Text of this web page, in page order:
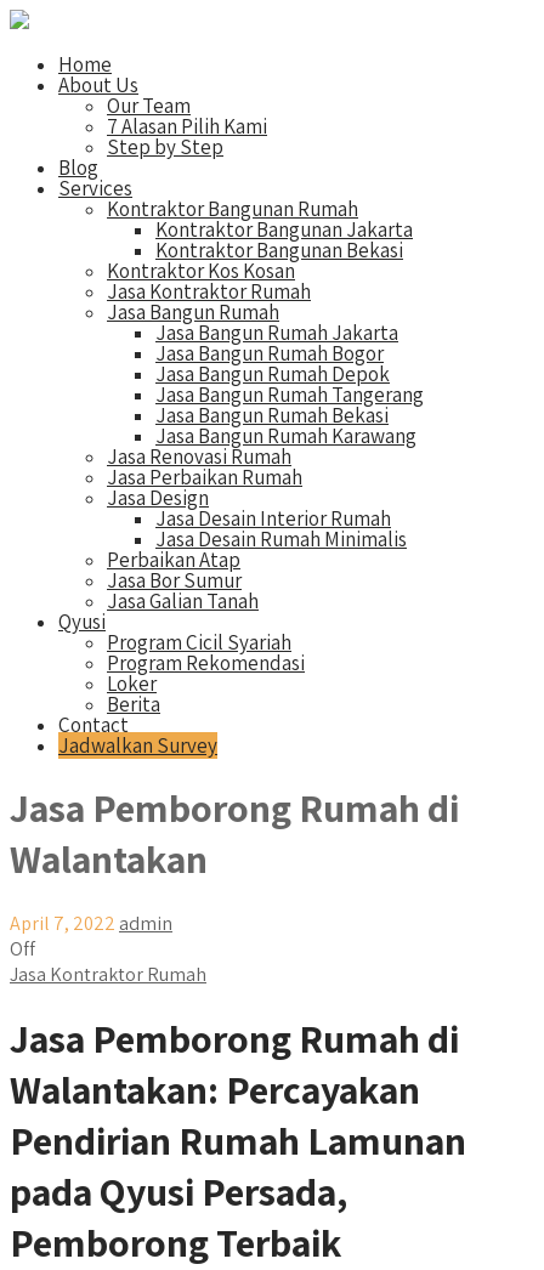
Home
About Us
Our Team
7 Alasan Pilih Kami
Step by Step
Blog
Services
Kontraktor Bangunan Rumah
Kontraktor Bangunan Jakarta
Kontraktor Bangunan Bekasi
Kontraktor Kos Kosan
Jasa Kontraktor Rumah
Jasa Bangun Rumah
Jasa Bangun Rumah Jakarta
Jasa Bangun Rumah Bogor
Jasa Bangun Rumah Depok
Jasa Bangun Rumah Tangerang
Jasa Bangun Rumah Bekasi
Jasa Bangun Rumah Karawang
Jasa Renovasi Rumah
Jasa Perbaikan Rumah
Jasa Design
Jasa Desain Interior Rumah
Jasa Desain Rumah Minimalis
Perbaikan Atap
Jasa Bor Sumur
Jasa Galian Tanah
Qyusi
Program Cicil Syariah
Program Rekomendasi
Loker
Berita
Contact
Jadwalkan Survey
Jasa Pemborong Rumah di
Walantakan
April 7, 2022 admin
Off
Jasa Kontraktor Rumah
Jasa Pemborong Rumah di
Walantakan: Percayakan
Pendirian Rumah Lamunan
pada Qyusi Persada,
Pemborong Terbaik